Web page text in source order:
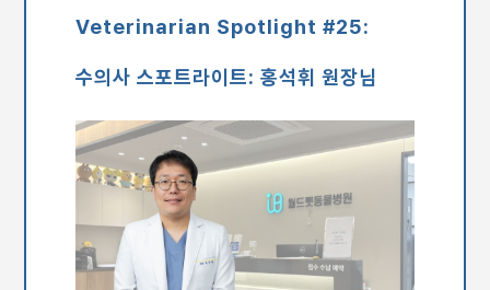
Veterinarian Spotlight #25:
수의사 스포트라이트: 홍석휘 원장님